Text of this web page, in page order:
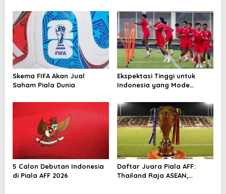
Skema FIFA Akan Jual
Saham Piala Dunia
Ekspektasi Tinggi untuk
Indonesia yang Mode
5 Calon Debutan Indonesia
di Piala AFF 2026
Daftar Juara Piala AFF:
Thailand Raja ASEAN,